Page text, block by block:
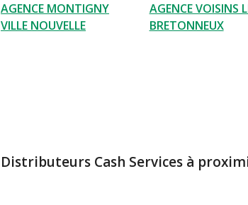
AGENCE MONTIGNY
VILLE NOUVELLE
AGENCE VOISINS
BRETONNEUX
Distributeurs Cash Services à